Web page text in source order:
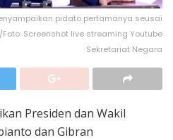
pidato pertamanya seusai
Screenshot live streaming Youtube
Sekretariat Negara
Presiden dan Wakil
dan Gibran